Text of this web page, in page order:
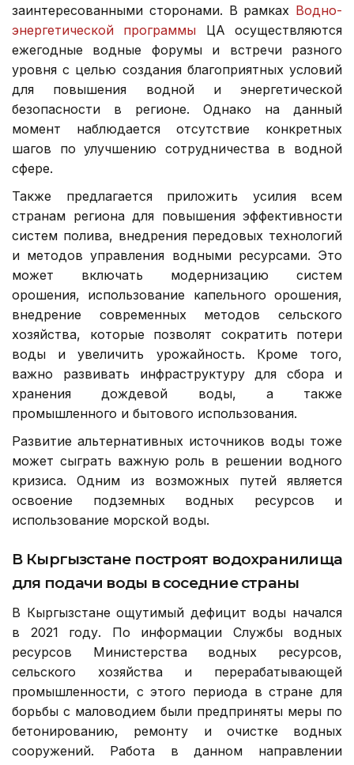
заинтересованными сторонами. В рамках Водно-
энергетической программы ЦА осуществляются
ежегодные водные форумы и встречи разного
уровня с целью создания благоприятных условий
для повышения водной и энергетической
безопасности в регионе. Однако на данный
момент наблюдается отсутствие конкретных
шагов по улучшению сотрудничества в водной
сфере.
Также предлагается приложить усилия всем
странам региона для повышения эффективности
систем полива, внедрения передовых технологий
и методов управления водными ресурсами. Это
может включать модернизацию систем
орошения, использование капельного орошения,
внедрение современных методов сельского
хозяйства, которые позволят сократить потери
воды и увеличить урожайность. Кроме того,
важно развивать инфраструктуру для сбора и
хранения дождевой воды, а также
промышленного и бытового использования.
Развитие альтернативных источников воды тоже
может сыграть важную роль в решении водного
кризиса. Одним из возможных путей является
освоение подземных водных ресурсов и
использование морской воды.
ВКыргызстане построят водохранилища
для подачи воды в соседние страны
В Кыргызстане ощутимый дефицит воды начался
в 2021 году. По информации Службы водных
ресурсов Министерства водных ресурсов,
сельского хозяйства и перерабатывающей
промышленности, с этого периода в стране для
борьбы с маловодием были предприняты меры по
бетонированию, ремонту и очистке водных
сооружений. Работа в данном направлении